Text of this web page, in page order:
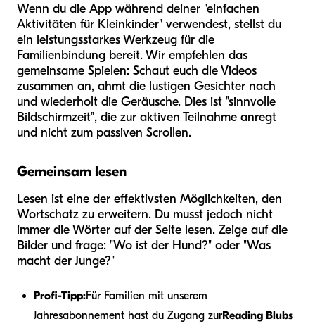
Wenn du die App während deiner "einfachen
Aktivitäten für Kleinkinder" verwendest, stellst du
ein leistungsstarkes Werkzeug für die
Familienbindung bereit. Wir empfehlen das
gemeinsame Spielen: Schaut euch die Videos
zusammen an, ahmt die lustigen Gesichter nach
und wiederholt die Geräusche. Dies ist "sinnvolle
Bildschirmzeit", die zur aktiven Teilnahme anregt
und nicht zum passiven Scrollen.
Gemeinsam lesen
Lesen ist eine der effektivsten Möglichkeiten, den
Wortschatz zu erweitern. Du musst jedoch nicht
immer die Wörter auf der Seite lesen. Zeige auf die
Bilder und frage: "Wo ist der Hund?" oder "Was
macht der Junge?"
Profi-Tipp:Für Familien mit unserem
Jahresabonnement hast du Zugang zurReading Blubs